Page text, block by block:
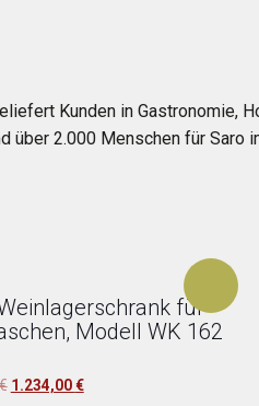
Kunden in Gastronomie,
2.000 Menschen für Saro
für
Modell WK 162
Ursprünglicher
1.234,00€Aktueller